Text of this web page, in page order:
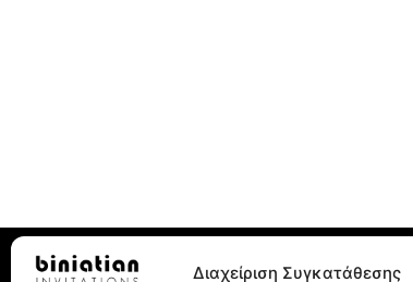
Διαχείριση Συγκατάθεσης